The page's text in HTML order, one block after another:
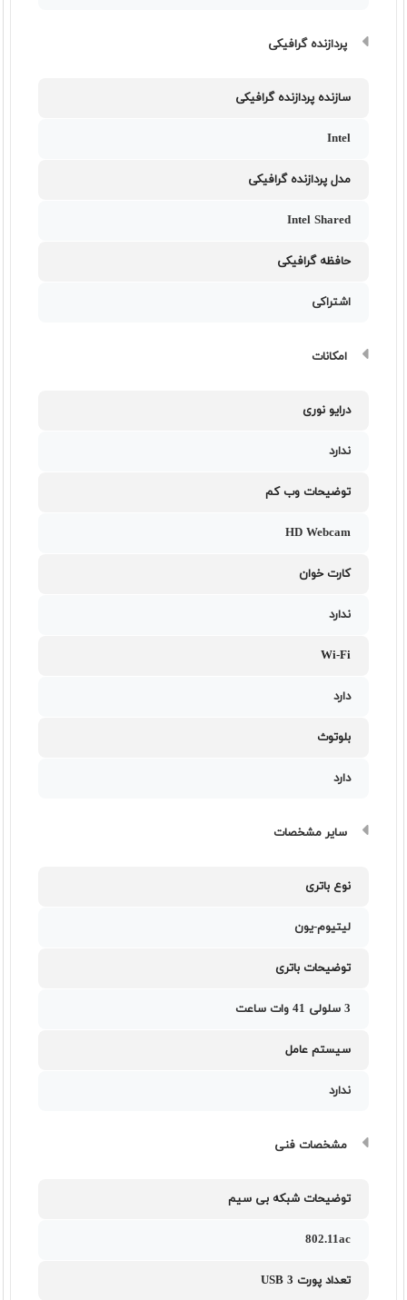
پردازنده گرافیکی
سازنده پردازنده گرافیکی
Intel
مدل پردازنده گرافیکی
Intel Shared
حافظه گرافیکی
اشتراکی
امکانات
درایو نوری
ندارد
توضیحات وب کم
HD Webcam
کارت خوان
ندارد
Wi-Fi
دارد
بلوتوث
دارد
سایر مشخصات
نوع باتری
لیتیوم-یون
توضیحات باتری
3 سلولی 41 وات ساعت
سیستم عامل
ندارد
مشخصات فنی
توضیحات شبکه بی سیم
802.11ac
تعداد پورت USB 3